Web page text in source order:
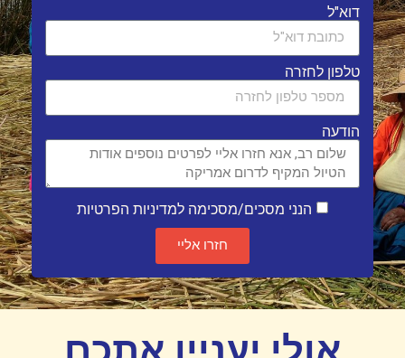
דוא"ל
טלפון לחזרה
הודעה
הנני מסכים/מסכימה למדיניות הפרטיות
חזרו אליי